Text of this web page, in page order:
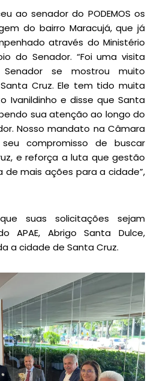
ao senador do PODEMOS os
do bairro Maracujá, que já
através do Ministério
do Senador. “Foi uma visita
se mostrou muito
Cruz. Ele tem tido muita
Ivanildinho e disse que Santa
sua atenção ao longo do
Nosso mandato na Câmara
compromisso de buscar
e reforça a luta que gestão
mais ações para a cidade”,
suas solicitações sejam
APAE, Abrigo Santa Dulce,
a cidade de Santa Cruz.